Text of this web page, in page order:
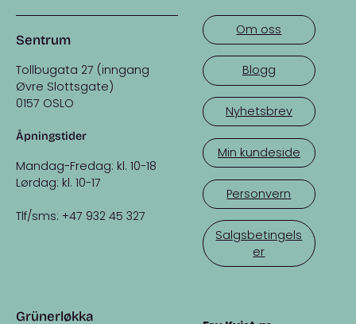
Sentrum
Tollbugata 27 (inngang
Øvre Slottsgate)
0157 OSLO
Åpningstider
Mandag-Fredag: kl. 10-18
Lørdag: kl. 10-17
Tlf/sms: +47 932 45 327
Grünerløkka
Om oss
Blogg
Nyhetsbrev
Min kundeside
Personvern
Salgsbetingels
er